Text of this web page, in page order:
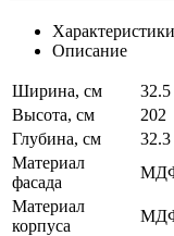
Характеристики
Описание
Ширина, см
32.5
Высота, см
202
Глубина, см
32.3
Материал
фасада
Материал
корпуса
МДФ